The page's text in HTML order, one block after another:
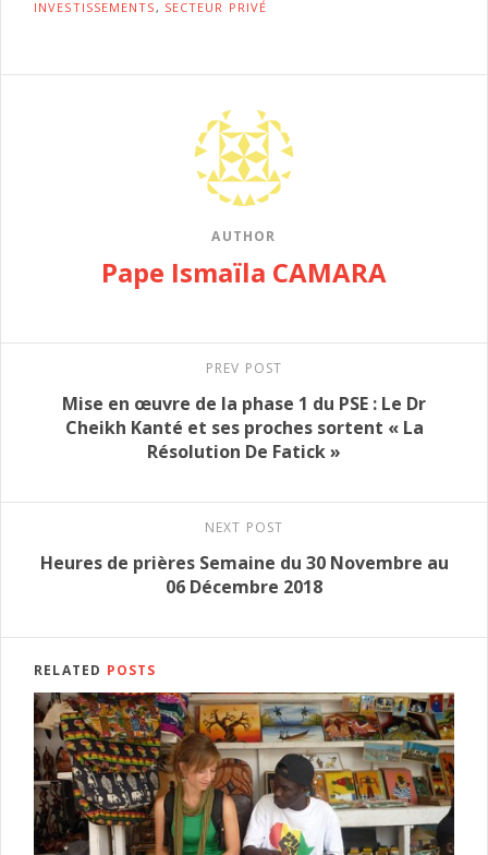
INVESTISSEMENTS , SECTEUR PRIVÉ
AUTHOR
Pape Ismaïla CAMARA
PREV POST
Mise en œuvre de la phase 1 du PSE : Le Dr
Cheikh Kanté et ses proches sortent « La
Résolution De Fatick »
NEXT POST
Heures de prières Semaine du 30 Novembre au
06 Décembre 2018
RELATED POSTS